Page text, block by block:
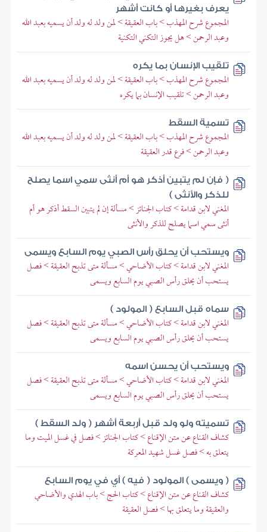
يعرف بغيرها أو كانت أشهر
المجموع شرح المهذب > باب العقيقة > لمن ولد له ولد أن يسميه بعبد الله
وعبد الرحمن > هل يجوز التكني التكنية
تلقيب الإنسان بما يكره
المجموع شرح المهذب > باب العقيقة > لمن ولد له ولد أن يسميه بعبد الله
وعبد الرحمن > تلقيب الإنسان بما يكره
تسمية السقط
المجموع شرح المهذب > باب العقيقة > لمن ولد له ولد أن يسميه بعبد الله
وعبد الرحمن > فرع قدر العقيقة
( فإن لم يتبين أذكر هو أم أنثى سمي اسما يصلح
للذكر والأنثى )
المغني لابن قدامة > كتاب الجنائز > مسألة إن لم يتبين السقط أذكر هو أم
أنثى سمي اسما يصلح للذكر والأنثى
ويستحب أن يحلق رأس الصبي يوم السابع ويسمى
المغني لابن قدامة > كتاب الأضاحي > مسألة متى تذبح العقيقة > فصل
يستحب أن يحلق رأس الصبي يوم السابع ويسمى
سماه قبل السابع ( المولود )
المغني لابن قدامة > كتاب الأضاحي > مسألة متى تذبح العقيقة > فصل
يستحب أن يحلق رأس الصبي يوم السابع ويسمى
ويستحب أن يحسن اسمه
المغني لابن قدامة > كتاب الأضاحي > مسألة متى تذبح العقيقة > فصل
يستحب أن يحلق رأس الصبي يوم السابع ويسمى
تسميته ولو ولد قبل أربعة أشهر ( ولد السقط )
كشاف القناع عن متن الإقناع > كتاب الجنائز > فصل في غسل الميت وما
يتعلق به > فصل غسل شهيد المعركة
( ويسمى ) المولود ( فيه ) أي في يوم السابع
كشاف القناع عن متن الإقناع > كتاب الحج > باب الهدي والأضاحي
والعقيقة وما يتعلق بها > فصل العقيقة